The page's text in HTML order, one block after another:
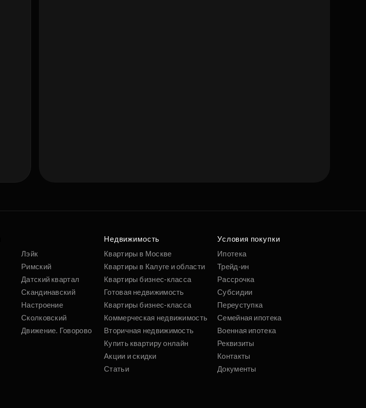
Лэйк
Римский
Датский квартал
Скандинавский
Настроение
Сколковский
Движение. Говорово
Недвижимость
Квартиры в Москве
Квартиры в Калуге и области
Квартиры бизнес-класса
Готовая недвижимость
Квартиры бизнес-класса
Коммерческая недвижимость
Вторичная недвижимость
Купить квартиру онлайн
Акции и скидки
Статьи
Условия покупки
Ипотека
Трейд-ин
Рассрочка
Субсидии
Переуступка
Семейная ипотека
Военная ипотека
Реквизиты
Контакты
Документы